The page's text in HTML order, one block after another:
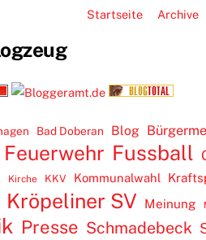
Startseite Archive
Bad Doberan Blog
Feuerwehr Fussball
Kirche KKV Kommunalwahl
Kröpeliner SV Meinung
Presse Schmadebeck